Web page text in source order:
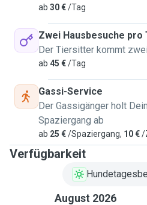
ab 30 €/Tag
Zwei Hausbesuche pro
Der Tiersitter kommt
ab 45 €/Tag
Gassi-Service
Der Gassigänger holt
Spaziergang ab
ab 25 €/Spaziergang, 10 €/
Verfügbarkeit
August 2026